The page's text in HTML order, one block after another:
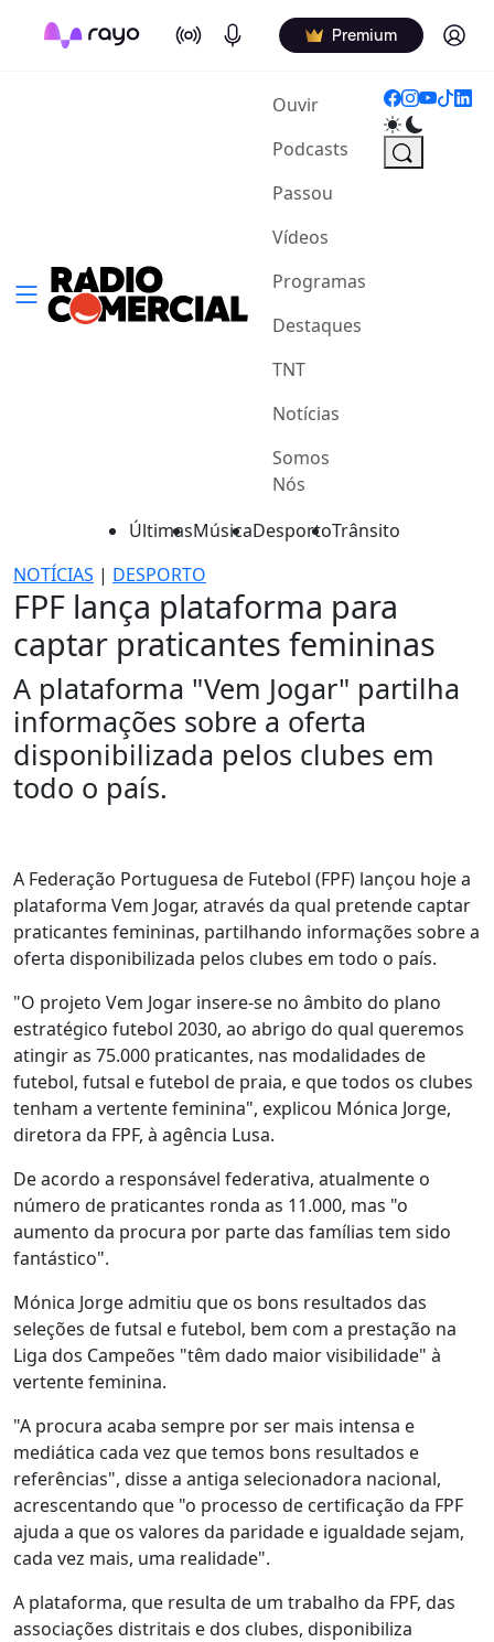
On Air Podcasts Premium Log in
Ouvir(current)
Podcasts
Passou
Vídeos
Programas
Destaques
TNT
Notícias
Somos
Nós
ÚltimasMúsicaDesportoTrânsito
NOTÍCIAS | DESPORTO
FPF lança plataforma para
captar praticantes femininas
A plataforma "Vem Jogar" partilha
informações sobre a oferta
disponibilizada pelos clubes em
todo o país.
A Federação Portuguesa de Futebol (FPF) lançou hoje a
plataforma Vem Jogar, através da qual pretende captar
praticantes femininas, partilhando informações sobre a
oferta disponibilizada pelos clubes em todo o país.
"O projeto Vem Jogar insere-se no âmbito do plano
estratégico futebol 2030, ao abrigo do qual queremos
atingir as 75.000 praticantes, nas modalidades de
futebol, futsal e futebol de praia, e que todos os clubes
tenham a vertente feminina", explicou Mónica Jorge,
diretora da FPF, à agência Lusa.
De acordo a responsável federativa, atualmente o
número de praticantes ronda as 11.000, mas "o
aumento da procura por parte das famílias tem sido
fantástico".
Mónica Jorge admitiu que os bons resultados das
seleções de futsal e futebol, bem com a prestação na
Liga dos Campeões "têm dado maior visibilidade" à
vertente feminina.
"A procura acaba sempre por ser mais intensa e
mediática cada vez que temos bons resultados e
referências", disse a antiga selecionadora nacional,
acrescentando que "o processo de certificação da FPF
ajuda a que os valores da paridade e igualdade sejam,
cada vez mais, uma realidade".
A plataforma, que resulta de um trabalho da FPF, das
associações distritais e dos clubes, disponibiliza